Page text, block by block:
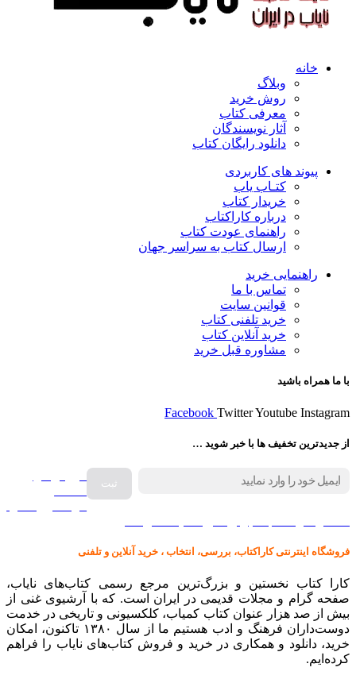
خانه
وبلاگ
روش خرید
معرفی کتاب
آثار نویسندگان
دانلود رایگان کتاب
پیوند های کاربردی
کتـاب یاب
خریدار کتاب
درباره کاراکتاب
راهنمای عودت کتاب
ارسال کتاب به سراسر جهان
راهنمایی خرید
تماس با ما
قوانین سایت
خرید تلفنی کتاب
خرید آنلاین کتاب
مشاوره قبل خرید
با ما همراه باشید
Facebook TwitterYoutube Instagram
از جدیدترین تخفیف ها با خبر شوید …
فروش انواع
فروشگاه اینترنتی کاراکتاب، بررسی، انتخاب ، خرید آنلاین و تلفنی
کارا کتاب نخستین و بزرگ‌ترین مرجع رسمی کتاب‌های نایاب،
صفحه گرام و مجلات قدیمی در ایران است. که با آرشیوی غنی از
بیش از صد هزار عنوان کتاب کمیاب، کلکسیونی و تاریخی در خدمت
دوست‌داران فرهنگ و ادب هستیم ما از سال ۱۳۸۰ تاکنون، امکان
خرید، دانلود و همکاری در خرید و فروش کتاب‌های نایاب را فراهم
کرده‌ایم.